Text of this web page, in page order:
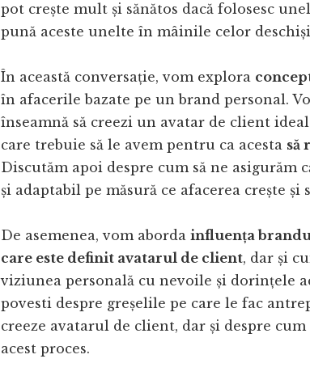
pot crește mult și sănătos dacă folosesc
pună aceste unelte în mâinile celor deschiși
În această conversație, vom explora
în afacerile bazate pe un brand personal.
înseamnă să creezi un avatar de client
care trebuie să le avem pentru ca acesta să
Discutăm apoi despre cum să ne
și adaptabil pe măsură ce afacerea crește și
De asemenea, vom aborda influența
care este definit avatarul de client, dar și
viziunea personală cu nevoile și dorințele
povesti despre greșelile pe care le fac
creeze avatarul de client, dar și despre cum
acest proces.